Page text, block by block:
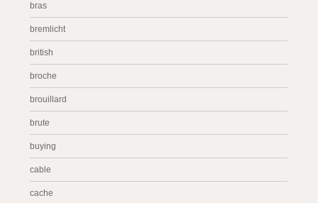
bras
bremlicht
british
broche
brouillard
brute
buying
cable
cache